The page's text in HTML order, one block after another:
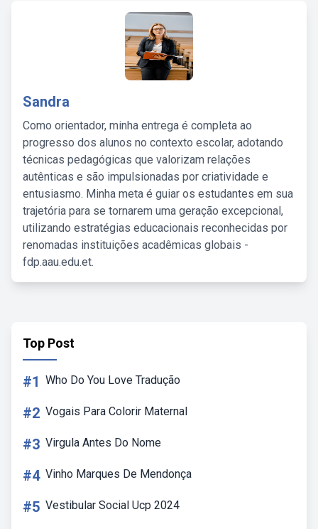
Sandra
Como orientador, minha entrega é completa ao
progresso dos alunos no contexto escolar, adotando
técnicas pedagógicas que valorizam relações
autênticas e são impulsionadas por criatividade e
entusiasmo. Minha meta é guiar os estudantes em sua
trajetória para se tornarem uma geração excepcional,
utilizando estratégias educacionais reconhecidas por
renomadas instituições acadêmicas globais -
fdp.aau.edu.et.
Top Post
#1 Who Do You Love Tradução
#2 Vogais Para Colorir Maternal
#3 Virgula Antes Do Nome
#4 Vinho Marques De Mendonça
#5 Vestibular Social Ucp 2024